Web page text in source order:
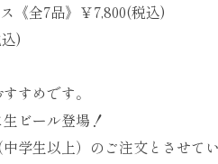
《全7品》￥7,800(税込)
)
すめです。
ビール登場！
学生以上）のご注文とさせて